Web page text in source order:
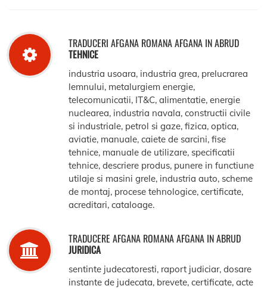
TRADUCERI AFGANA ROMANA AFGANA IN ABRUD
TEHNICE
industria usoara, industria grea, prelucrarea
lemnului, metalurgiem energie,
telecomunicatii, IT&C, alimentatie, energie
nuclearea, industria navala, constructii civile
si industriale, petrol si gaze, fizica, optica,
aviatie, manuale, caiete de sarcini, fise
tehnice, manuale de utilizare, specificatii
tehnice, descriere produs, punere in functiune
utilaje si masini grele, industria auto, scheme
de montaj, procese tehnologice, certificate,
acreditari, cataloage.
TRADUCERE AFGANA ROMANA AFGANA IN ABRUD
JURIDICA
sentinte judecatoresti, raport judiciar, dosare
instante de judecata, brevete, certificate, acte